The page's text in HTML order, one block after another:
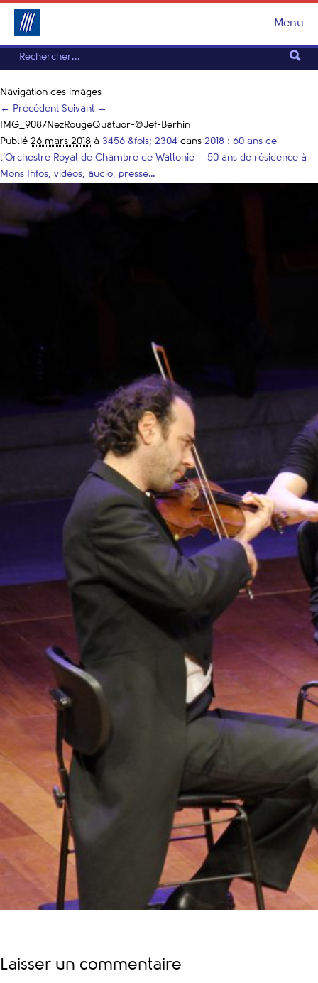
Menu
Navigation des images
← Précédent Suivant →
IMG_9087NezRougeQuatuor-©Jef-Berhin
Publié 26 mars 2018 à 3456 &fois; 2304 dans 2018 : 60 ans de
l’Orchestre Royal de Chambre de Wallonie – 50 ans de résidence à
Mons Infos, vidéos, audio, presse…
Laisser un commentaire